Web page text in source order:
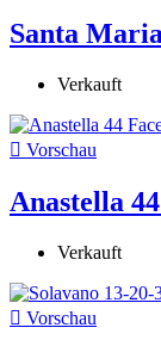
Santa
Verkauft
 Vorschau
Anastella
Verkauft
 Vorschau